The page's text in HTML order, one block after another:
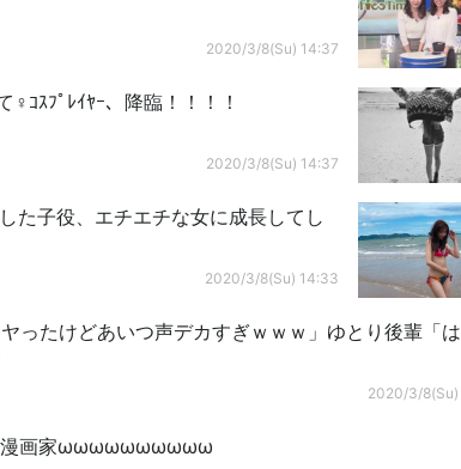
2020/3/8(Su) 14:37
♀ｺｽﾌﾟﾚｲﾔｰ、降臨！！！！
2020/3/8(Su) 14:37
た子役、エチエチな女に成長してし
2020/3/8(Su) 14:33
たけどあいつ声デカすぎｗｗｗ」ゆとり後輩「は
2020/3/
漫画家ωωωωωωωωωω